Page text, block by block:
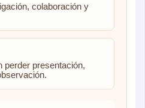
colaboración y
perder presentación,